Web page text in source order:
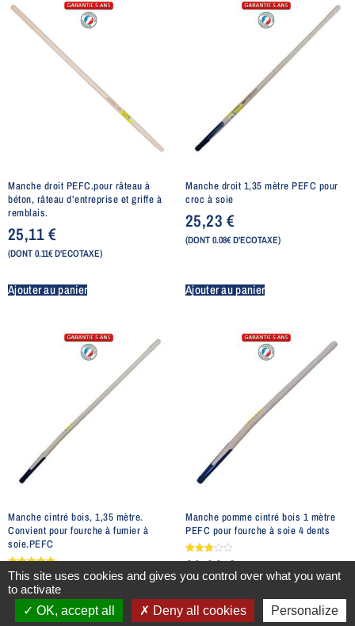
Manche droit PEFC.pour râteau à
béton, râteau d’entreprise et griffe à
remblais.
25,11€
(DONT 0.11€ D'ECOTAXE)
Ajouter au panier
Manche droit 1,35 mètre PEFC pour
croc à soie
25,23€
(DONT 0.08€ D'ECOTAXE)
Ajouter au panier
Manche cintré bois, 1,35 mètre.
Convient pour fourche à fumier à
soie.PEFC
Note
5.00
sur 5
29,19€
(DONT 0.08€ D'ECOTAXE)
Manche pomme cintré bois 1 mètre
PEFC pour fourche à soie 4 dents
Note
sur 5
28,26€
This site uses cookies and gives you control over what you want
to activate
OK, accept all
Deny all cookies Personalize